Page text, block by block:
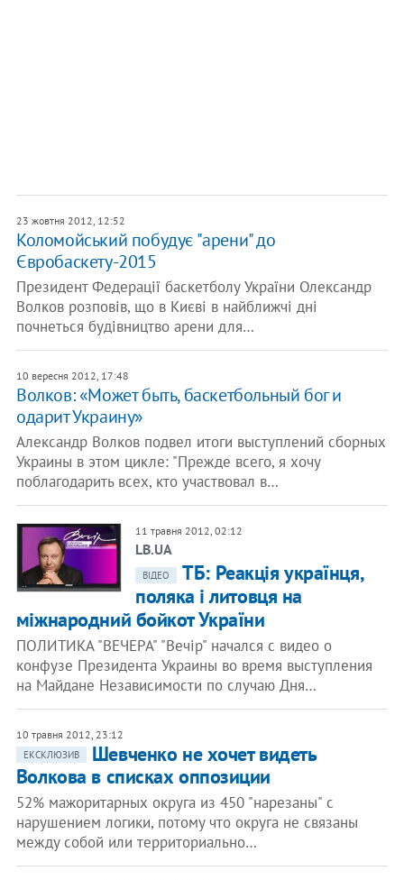
23 жовтня 2012, 12:52
Коломойський побудує "арени" до
Євробаскету-2015
Президент Федерації баскетболу України Олександр
Волков розповів, що в Києві в найближчі дні
почнеться будівництво арени для…
10 вересня 2012, 17:48
Волков: «Может быть, баскетбольный бог и
одарит Украину»
Александр Волков подвел итоги выступлений сборных
Украины в этом цикле: "Прежде всего, я хочу
поблагодарить всех, кто участвовал в…
11 травня 2012, 02:12
LB.UA
ВІДЕО
ТБ: Реакція українця,
поляка і литовця на
міжнародний бойкот України
ПОЛИТИКА "ВЕЧЕРА" "Вечір" начался с видео о
конфузе Президента Украины во время выступления
на Майдане Независимости по случаю Дня…
10 травня 2012, 23:12
ЕКСКЛЮЗИВ
Шевченко не хочет видеть
Волкова в списках оппозиции
52% мажоритарных округа из 450 "нарезаны" с
нарушением логики, потому что округа не связаны
между собой или территориально…